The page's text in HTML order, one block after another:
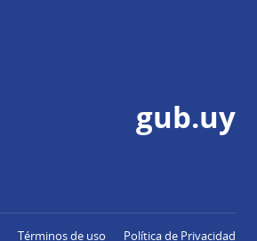
gub.uy
Términos de uso Política de Privacidad